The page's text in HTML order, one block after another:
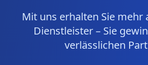
Mit uns erhalten Sie mehr
Dienstleister – Sie
verlässlichen